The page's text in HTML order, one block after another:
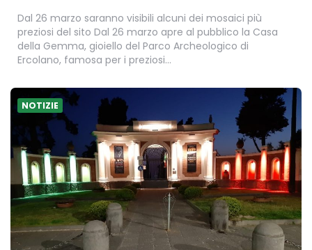
Dal 26 marzo saranno visibili alcuni dei mosaici più
preziosi del sito Dal 26 marzo apre al pubblico la Casa
della Gemma, gioiello del Parco Archeologico di
Ercolano, famosa per i preziosi…
NOTIZIE